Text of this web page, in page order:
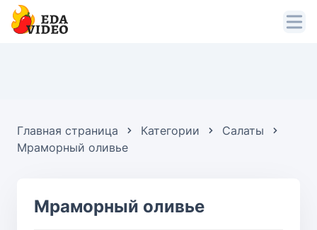
Главная страница Категории
Салаты
Мраморный оливье
Мраморный оливье